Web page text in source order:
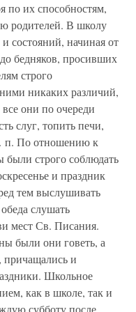
по их способностям,
родителей. В школу
состояний, начиная от
бедняков, просивших
строго
никаких различий,
они по очереди
слуг, топить печи,
п. По отношению к
строго соблюдать
и праздник
тем выслушивать
слушать
мест Св. Писания.
были они говеть, а
причащались и
Школьное
как в школе, так и
субботу после